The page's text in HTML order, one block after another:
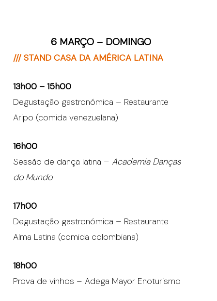
6 MARÇO – DOMINGO
/// STAND CASA DA AMÉRICA LATINA
13h00 – 15h00
Degustação gastronómica – Restaurante
Aripo (comida venezuelana)
16h00
Sessão de dança latina – Academia Danças
do Mundo
17h00
Degustação gastronómica – Restaurante
Alma Latina (comida colombiana)
18h00
Prova de vinhos – Adega Mayor Enoturismo